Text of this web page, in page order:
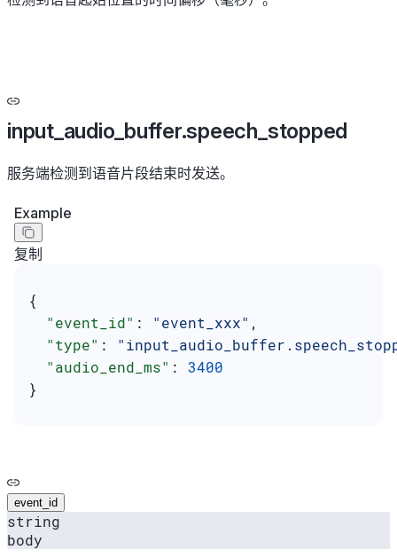
input_audio_buffer.speech_stopped
服务端检测到语音片段结束时发送。
Example
复制
{
  "event_id"
: "event_xxx" ,
  "type"
:
  "audio_end_ms"
: 3400
}
event_id
string
body